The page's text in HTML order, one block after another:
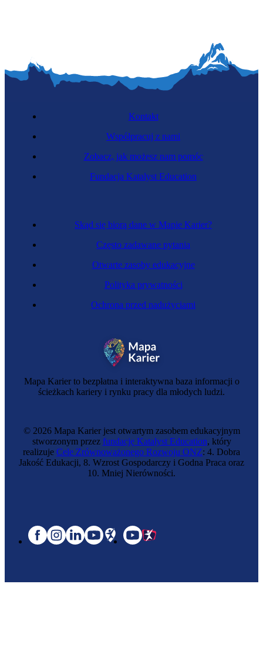
Mapa Karier to bezpłatna i interaktywna baza informacji o
ścieżkach kariery i rynku pracy dla młodych ludzi.
Skąd się biorą dane w Mapie Karier?
Często zadawane pytania
Otwarte zasoby edukacyjne
Polityka prywatności
Ochrona przed nadużyciami
Kontakt
Współpracuj z nami
Zobacz, jak możesz nam pomóc
Fundacja Katalyst Education
© 2026 Mapa Karier jest otwartym zasobem edukacyjnym
stworzonym przez fundację Katalyst Education, który
realizuje Cele Zrównoważonego Rozwoju ONZ: 4. Dobra
Jakość Edukacji, 8. Wzrost Gospodarczy i Godna Praca oraz
10. Mniej Nierówności.